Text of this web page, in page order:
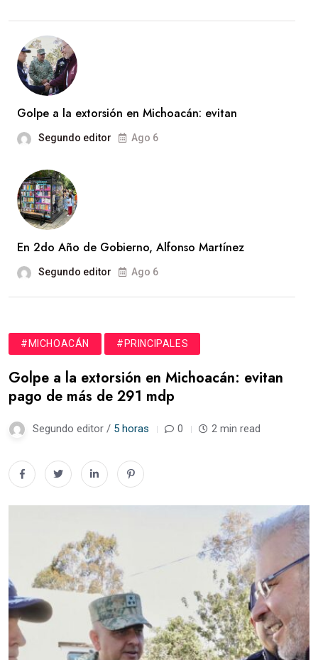
Golpe a la extorsión en Michoacán: evitan
Segundo editor Ago 6
En 2do Año de Gobierno, Alfonso Martínez
Segundo editor Ago 6
#MICHOACÁN #PRINCIPALES
Golpe a la extorsión en Michoacán: evitan
pago de más de 291 mdp
Segundo editor / 5 horas 0 2 min read